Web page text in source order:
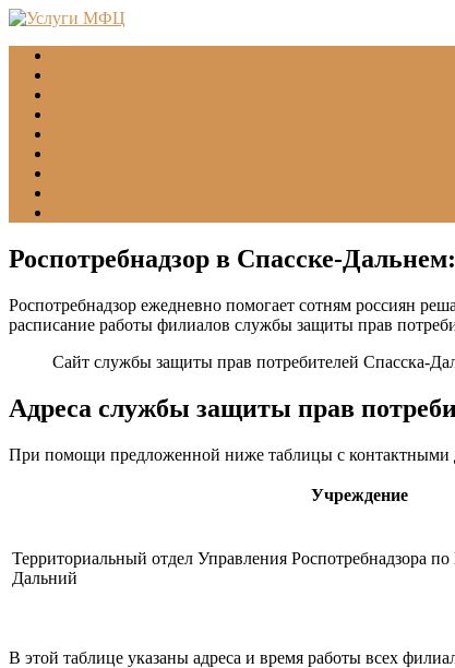
Роспотребнадзор в Спасске-
Роспотребнадзор ежедневно помогает сотням россиян
расписание работы филиалов службы защиты прав
Сайт службы защиты прав потребителей Спасска-
Адреса службы защиты прав
При помощи предложенной ниже таблицы с
Учреждение
Территориальный отдел Управления Роспотребнадзора
Дальний
В этой таблице указаны адреса и время работы всех